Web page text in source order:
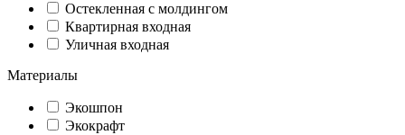
Остекленная с молдингом
Квартирная входная
Уличная входная
Материалы
Экошпон
Экокрафт